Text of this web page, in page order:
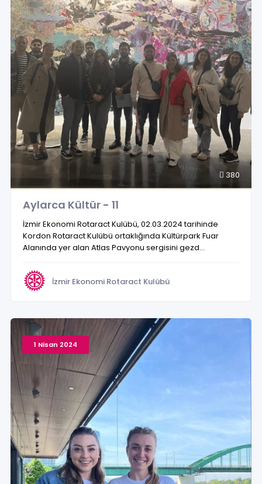
380
Aylarca Kültür - 11
İzmir Ekonomi Rotaract Kulübü, 02.03.2024 tarihinde
Kordon Rotaract Kulübü ortaklığında Kültürpark Fuar
Alanında yer alan Atlas Pavyonu sergisini gezd...
İzmir Ekonomi Rotaract Kulübü
1 Nisan 2024